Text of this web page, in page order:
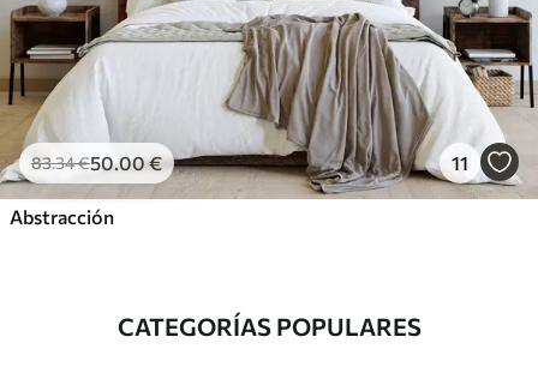
83.34€50.00€ 11
Abstracción
CATEGORÍAS POPULARES